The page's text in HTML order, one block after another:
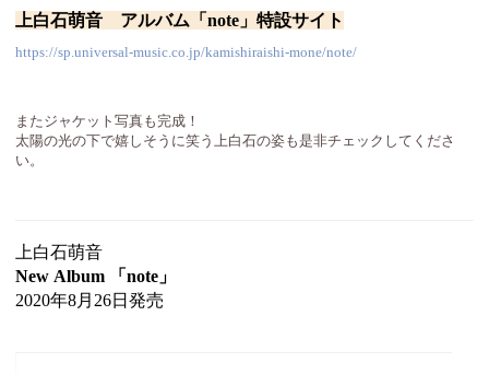
上白石萌音 アルバム「note」特設サイト
https://sp.universal-music.co.jp/kamishiraishi-mone/note/
またジャケット写真も完成！
太陽の光の下で嬉しそうに笑う上白石の姿も是非チェックしてくださ
い。
上白石萌音
New Album 「note」
2020年8月26日発売